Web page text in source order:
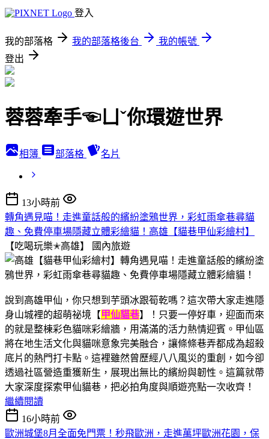
登入
我的部落格 我的部落格後台
我的帳號
登出
蓉蓉牽手☜ㄩˇ你環遊世界
相簿 部落格 名片
13小時前
轉角遇見喵！走進童話般的繽紛塗鴉世界，彩虹雨傘巷尋貓
趣、免費停車場隱藏立體彩繪貓！高雄【貓巷甲仙彩繪村】
【吃喝玩樂✭高雄】
國內旅遊
說到高雄甲仙，你只想到芋頭冰跟筍乾嗎？這次帶大家走進隱
身山城裡的超萌祕境【甲仙貓巷】！只要一停好車，迎面而來
的就是整棟彩色貓咪彩繪牆，用滿滿的活力熱情迎賓。甲仙區
將在地生活文化與貓咪意象完美融合，讓條條巷弄都成為超殺
底片的熱門打卡點。這裡雖然曾歷經八八風災的重創，如今卻
透過社區營造重獲新生，展現出無比的繽紛與韌性。這篇就帶
大家深度探索甲仙貓巷，把必拍角度與順遊亮點一次收齊！
繼續閱讀
16小時前
歐洲城堡8月全面免門票！秒飛歐洲，走進萬坪歐洲花園，保